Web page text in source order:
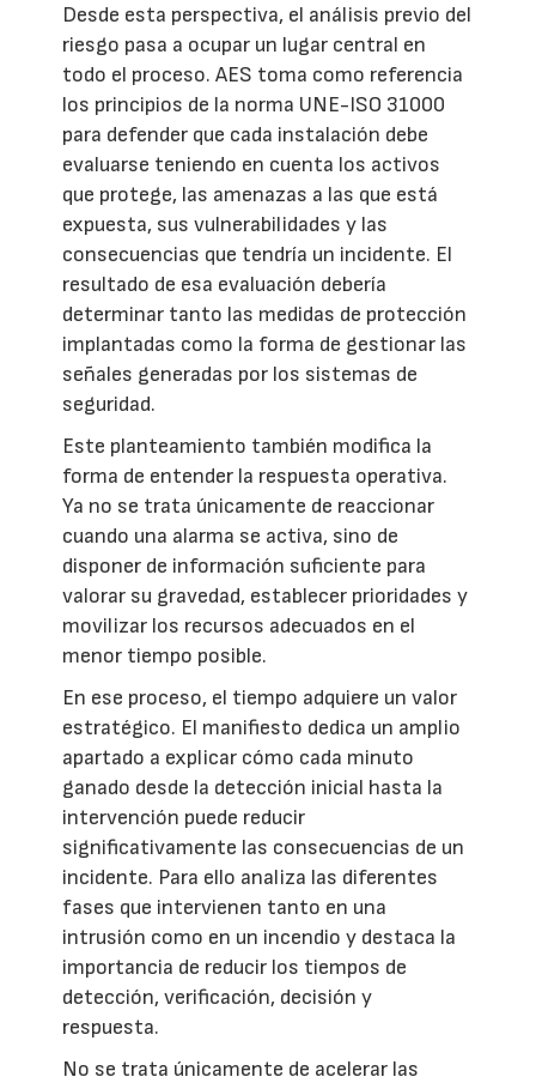
Desde esta perspectiva, el análisis previo del
riesgo pasa a ocupar un lugar central en
todo el proceso. AES toma como referencia
los principios de la norma UNE-ISO 31000
para defender que cada instalación debe
evaluarse teniendo en cuenta los activos
que protege, las amenazas a las que está
expuesta, sus vulnerabilidades y las
consecuencias que tendría un incidente. El
resultado de esa evaluación debería
determinar tanto las medidas de protección
implantadas como la forma de gestionar las
señales generadas por los sistemas de
seguridad.
Este planteamiento también modifica la
forma de entender la respuesta operativa.
Ya no se trata únicamente de reaccionar
cuando una alarma se activa, sino de
disponer de información suficiente para
valorar su gravedad, establecer prioridades y
movilizar los recursos adecuados en el
menor tiempo posible.
En ese proceso, el tiempo adquiere un valor
estratégico. El manifiesto dedica un amplio
apartado a explicar cómo cada minuto
ganado desde la detección inicial hasta la
intervención puede reducir
significativamente las consecuencias de un
incidente. Para ello analiza las diferentes
fases que intervienen tanto en una
intrusión como en un incendio y destaca la
importancia de reducir los tiempos de
detección, verificación, decisión y
respuesta.
No se trata únicamente de acelerar las